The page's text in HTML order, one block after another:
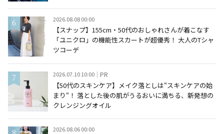
2026.08.08 00:00
【スナップ】155cm・50代のおしゃれさんが着こなす
「ユニクロ」の機能性スカートが超優秀！ 大人のTシャ
ツコーデ
2026.07.10 10:00 PR
【50代のスキンケア】メイク落としは“スキンケアの始
まり“！ 落とした後の肌がうるおいに満ちる、新発想の
クレンジングオイル
2026.08.06 00:00